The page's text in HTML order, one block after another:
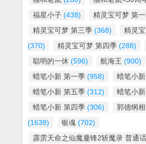
福星小子 (438) 精灵宝可梦 第
精灵宝可梦 第三季 (368)
精灵
(370)
精灵宝可梦 第四季 (288)
聪明的一休 (596) 航海王 (900)
蜡笔小新 第一季 (958) 蜡笔小
蜡笔小新 第五季 (312) 蜡笔小
蜡笔小新 第四季 (306)
郭德纲
(1638)
银魂 (702)
霹雳天命之仙魔鏖锋2斩魔录 普通